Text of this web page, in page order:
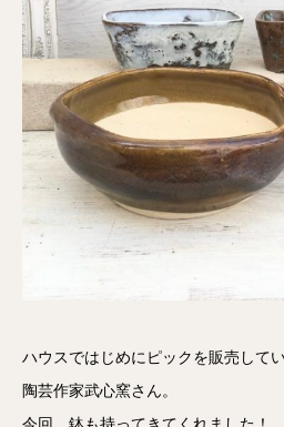
ハウスではじめにピックを販売して
陶芸作家武心窯さん。